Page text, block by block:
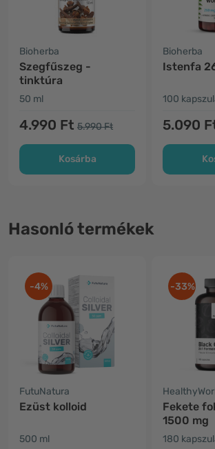
Bioherba
Szegfűszeg -
tinktúra
50 ml
4.990 Ft 5.990 Ft
Kosárba
Bioherba
Istenfa
100
5.090
Hasonló termékek
-4%
FutuNatura
Ezüst kolloid
500 ml
-33%
Fekete
1500 mg
180